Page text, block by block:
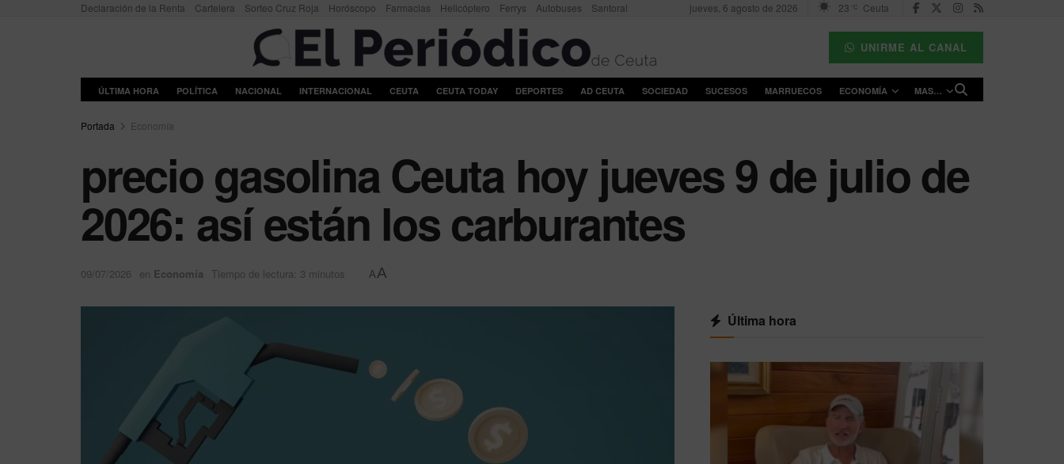
Declaración de la Renta Cartelera Sorteo Cruz Roja Horóscopo Farmacias Helicóptero Ferrys Autobuses Santoral jueves, 6 agosto de 2026 23 °C Ceuta
UNIRME AL CANAL
ÚLTIMA HORA POLÍTICA NACIONAL INTERNACIONAL CEUTA CEUTA TODAY DEPORTES AD CEUTA SOCIEDAD SUCESOS MARRUECOS ECONOMÍA MAS…
Portada Economía
precio gasolina Ceuta hoy jueves 9 de julio de
2026: así están los carburantes
09/07/2026 en Economía Tiempo de lectura: 3 minutos AA
Última hora